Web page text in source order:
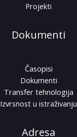
Projekti
Dokumenti
Časopisi
Dokumenti
Transfer tehnologija
Izvrsnost u istraživanju
Adresa